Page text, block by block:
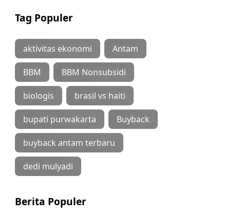
Tag Populer
aktivitas ekonomi Antam
BBM BBM Nonsubsidi
biologis brasil vs haiti
bupati purwakarta Buyback
buyback antam terbaru
dedi mulyadi
Berita Populer